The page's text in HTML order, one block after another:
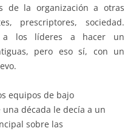
de la organización a otras
prescriptores, sociedad.
a los líderes a hacer un
pero eso sí, con un
equipos de bajo
década le decía a un
sobre las